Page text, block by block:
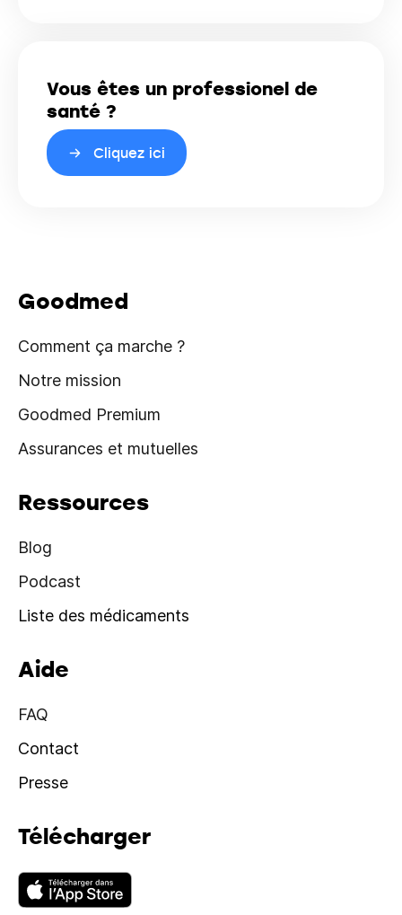
Vous êtes un professionel de
santé ?
Cliquez ici
Goodmed
Comment ça marche ?
Notre mission
Goodmed Premium
Assurances et mutuelles
Ressources
Blog
Podcast
Liste des médicaments
Aide
FAQ
Contact
Presse
Télécharger